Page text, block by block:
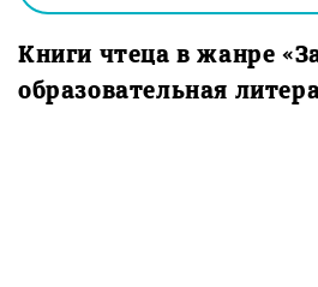
Книги чтеца в жанре
образовательная